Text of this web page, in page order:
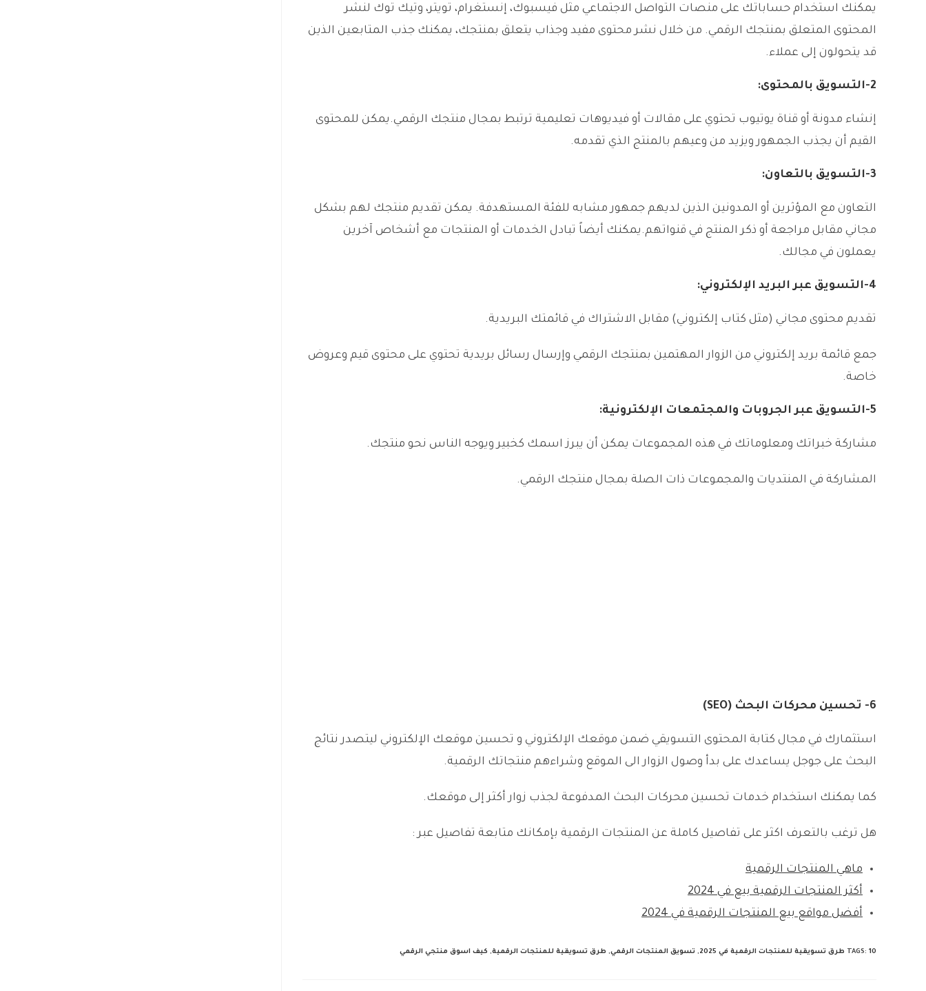
يمكنك استخدام حساباتك على منصات التواصل الاجتماعي مثل فيسبوك، إنستغرام، تويتر، وتيك توك لنشر
المحتوى المتعلق بمنتجك الرقمي. من خلال نشر محتوى مفيد وجذاب يتعلق بمنتجك، يمكنك جذب المتابعين الذين
قد يتحولون إلى عملاء.
2- التسويق بالمحتوى:
إنشاء مدونة أو قناة يوتيوب تحتوي على مقالات أو فيديوهات تعليمية ترتبط بمجال منتجك الرقمي.يمكن للمحتوى
القيم أن يجذب الجمهور ويزيد من وعيهم بالمنتج الذي تقدمه.
3- التسويق بالتعاون:
التعاون مع المؤثرين أو المدونين الذين لديهم جمهور مشابه للفئة المستهدفة. يمكن تقديم منتجك لهم بشكل
مجاني مقابل مراجعة أو ذكر المنتج في قنواتهم.يمكنك أيضاً تبادل الخدمات أو المنتجات مع أشخاص آخرين
يعملون في مجالك.
4- التسويق عبر البريد الإلكتروني:
تقديم محتوى مجاني (مثل كتاب إلكتروني) مقابل الاشتراك في قائمتك البريدية.
جمع قائمة بريد إلكتروني من الزوار المهتمين بمنتجك الرقمي وإرسال رسائل بريدية تحتوي على محتوى قيم وعروض
خاصة.
5- التسويق عبر الجروبات والمجتمعات الإلكترونية:
مشاركة خبراتك ومعلوماتك في هذه المجموعات يمكن أن يبرز اسمك كخبير ويوجه الناس نحو منتجك.
المشاركة في المنتديات والمجموعات ذات الصلة بمجال منتجك الرقمي.
6- تحسين محركات البحث (SEO)
استثمارك في مجال كتابة المحتوى التسويقي ضمن موقعك الإلكتروني و تحسين موقعك الإلكتروني ليتصدر نتائج
البحث على جوجل يساعدك على بدأ وصول الزوار الى الموقع وشراءهم منتجاتك الرقمية.
كما يمكنك استخدام خدمات تحسين محركات البحث المدفوعة لجذب زوار أكثر إلى موقعك.
هل ترغب بالتعرف اكثر على تفاصيل كاملة عن المنتجات الرقمية بإمكانك متابعة تفاصيل عبر :
ماهي المنتجات الرقمية
أكثر المنتجات الرقمية بيع في 2024
أفضل مواقع بيع المنتجات الرقمية في 2024
TAGS: 10 طرق تسويقية للمنتجات الرقمية في 2025 , تسويق المنتجات الرقمي, طرق تسويقية للمنتجات الرقمية, كيف اسوق منتجي الرقمي